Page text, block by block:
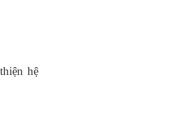
hệ